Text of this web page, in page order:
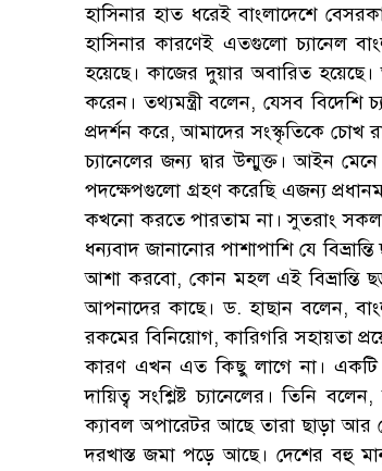
হাসিনার হাত ধরেই বাংলাদেশে
হাসিনার কারণেই এতগুলো চ্যানেল
হয়েছে। কাজের দুয়ার অবারিত
করেন। তথ্যমন্ত্রী বলেন, যেসব
প্রদর্শন করে, আমাদের সংস্কৃতিকে
চ্যানেলের জন্য দ্বার উন্মুক্ত। আইন
পদক্ষেপগুলো গ্রহণ করেছি এজন্য
কখনো করতে পারতাম না। সুতরাং সকল
ধন্যবাদ জানানোর পাশাপাশি যে
আশা করবো, কোন মহল এই বিভ্রান্তি
আপনাদের কাছে। ড. হাছান বলেন,
রকমের বিনিয়োগ, কারিগরি সহায়তা
কারণ এখন এত কিছু লাগে না। একটি
দায়িত্ব সংশ্লিষ্ট চ্যানেলের। তিনি
ক্যাবল অপারেটর আছে তারা ছাড়া আর
দরখাস্ত জমা পড়ে আছে। দেশের বহু